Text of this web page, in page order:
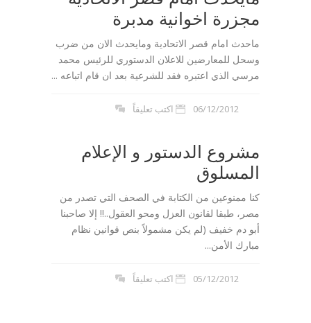
مجزرة اخوانية مدبرة
ماحدث امام قصر الاتحادية ومايحدث الان من ضرب
وسحل للمعارضين للاعلان الدستوري للرئيس محمد
مرسي الذي اعتبره فقد للشرعية بعد ان قام اتباعه ...
06/12/2012 اكتب تعليقاً
مشروع الدستور و الإعلام
المسلوق
كنا ممنوعين من الكتابة في الصحف التي تصدر من
مصر، طبقا لقانون العزل ومحو العقول..!! إلا صاحبنا
أبو دم خفيف (لم يكن مشمولاً بنص قوانين نظام
مبارك الأمن...
05/12/2012 اكتب تعليقاً